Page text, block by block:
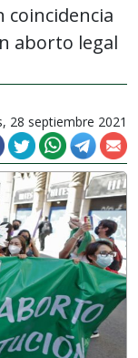
coincidencia
aborto legal
28 septiembre 2021